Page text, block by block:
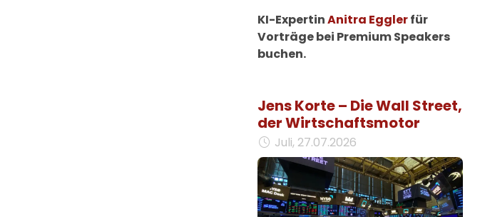
KI-ExpertinAnitra Egglerfür
Vorträge bei Premium Speakers
buchen.
Jens Korte – Die Wall Street,
der Wirtschaftsmotor
Juli, 27.07.2026